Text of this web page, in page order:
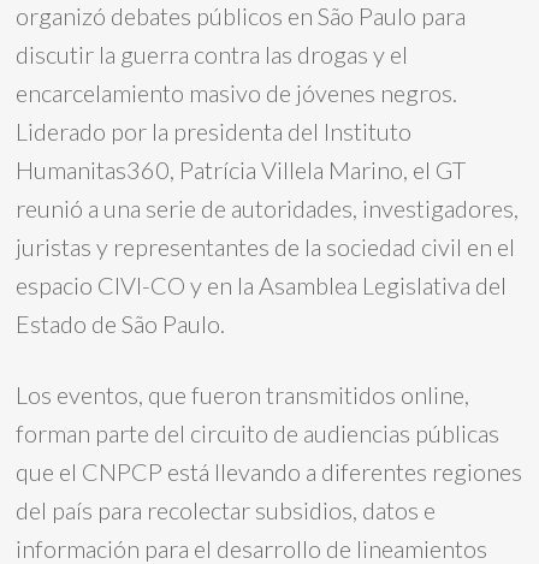
organizó debates públicos en São Paulo para
discutir la guerra contra las drogas y el
encarcelamiento masivo de jóvenes negros.
Liderado por la presidenta del Instituto
Humanitas360, Patrícia Villela Marino, el GT
reunió a una serie de autoridades, investigadores,
juristas y representantes de la sociedad civil en el
espacio CIVI-CO y en la Asamblea Legislativa del
Estado de São Paulo.
Los eventos, que fueron transmitidos online,
forman parte del circuito de audiencias públicas
que el CNPCP está llevando a diferentes regiones
del país para recolectar subsidios, datos e
información para el desarrollo de lineamientos